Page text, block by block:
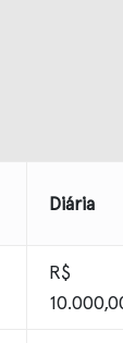
Diária
R$